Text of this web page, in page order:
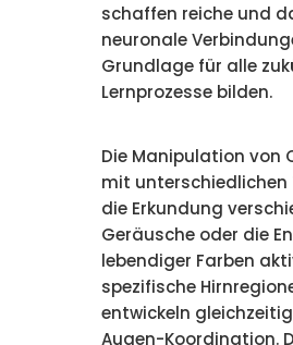
schaffen reiche und
neuronale
Grundlage für alle
Lernprozesse bilden.
Die Manipulation von
mit unterschiedlichen
die Erkundung
Geräusche oder die
lebendiger Farben
spezifische
entwickeln
Augen-Koordination.